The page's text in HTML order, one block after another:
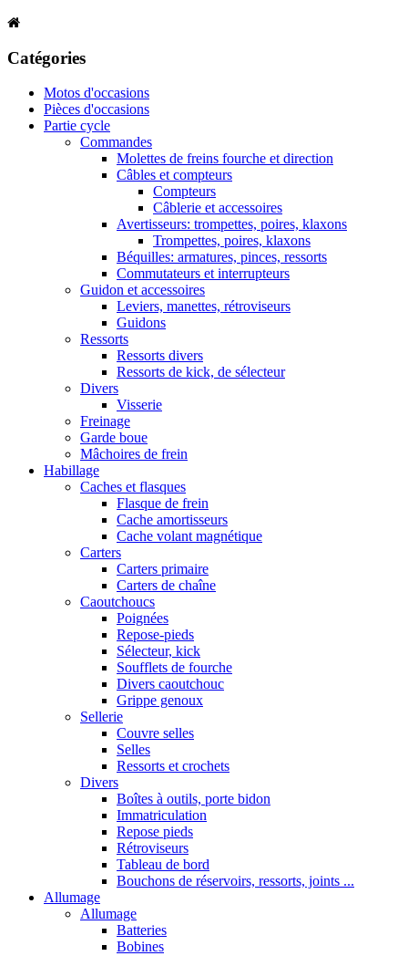
Catégories
Motos d'occasions
Pièces d'occasions
Partie cycle
Commandes
Molettes de freins fourche et direction
Câbles et compteurs
Compteurs
Câblerie et accessoires
Avertisseurs: trompettes, poires, klaxons
Trompettes, poires, klaxons
Béquilles: armatures, pinces, ressorts
Commutateurs et interrupteurs
Guidon et accessoires
Leviers, manettes, rétroviseurs
Guidons
Ressorts
Ressorts divers
Ressorts de kick, de sélecteur
Divers
Visserie
Freinage
Garde boue
Mâchoires de frein
Habillage
Caches et flasques
Flasque de frein
Cache amortisseurs
Cache volant magnétique
Carters
Carters primaire
Carters de chaîne
Caoutchoucs
Poignées
Repose-pieds
Sélecteur, kick
Soufflets de fourche
Divers caoutchouc
Grippe genoux
Sellerie
Couvre selles
Selles
Ressorts et crochets
Divers
Boîtes à outils, porte bidon
Immatriculation
Repose pieds
Rétroviseurs
Tableau de bord
Bouchons de réservoirs, ressorts, joints ...
Allumage
Allumage
Batteries
Bobines